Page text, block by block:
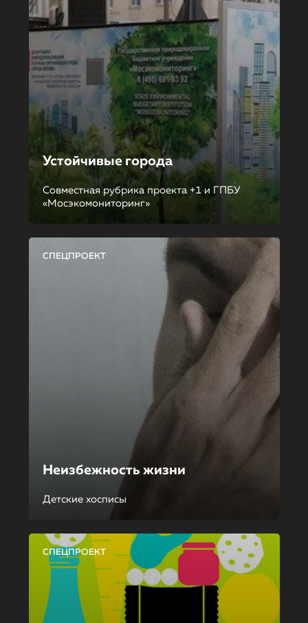
Устойчивые города
Совместная рубрика проекта +1 и ГПБУ
«Мосэкомониторинг»
СПЕЦПРОЕКТ
Неизбежность жизни
Детские хосписы
СПЕЦПРОЕКТ